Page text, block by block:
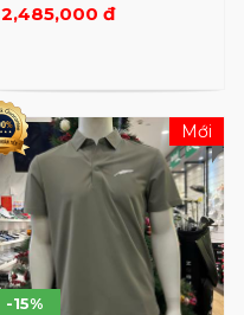
2,485,000 đ
-15%
Mới